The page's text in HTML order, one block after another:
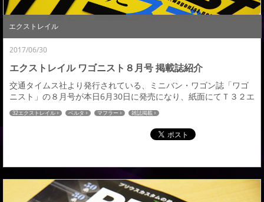
エクストレイル
2017/06/30
エクストレイル ワゴニスト８月号 掲載誌紹介
交通タイムス社より発行されている、ミニバン・ワゴン誌「ワゴ
ニスト」の８月号が本日6月30日に発売になり、紙面にてＴ３２エ
クストレイルと３０アルファード＆ヴェルファイア用フロントパ
イプを掲載していただきましたので紹介させていただきます。エ
クストレイルは『ＳＵＶホットスタイル』ページで紹介していた
だきました。また同ページにて新型ＣＸ－５情報も紹介していた
32エクストレイル ベルタ マフラー 雑誌掲載